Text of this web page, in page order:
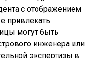
с отображением
привлекать
могут быть
инженера или
экспертизы в